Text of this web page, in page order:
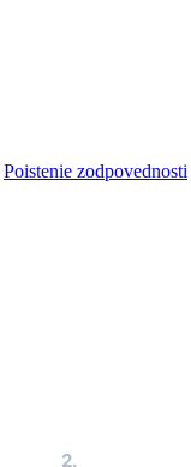
Poistenie zodpovednosti